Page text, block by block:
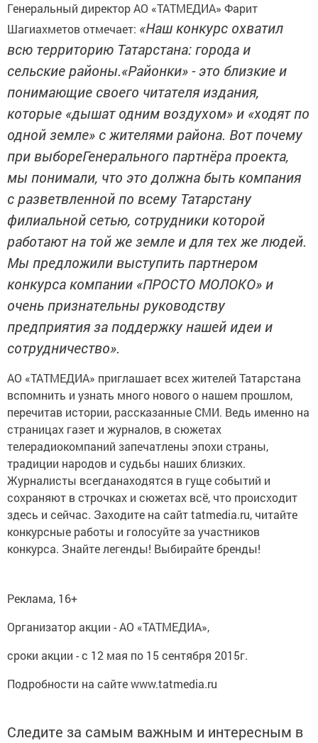
Генеральный директор АО «ТАТМЕДИА» Фарит
Шагиахметов отмечает: «Наш конкурс охватил
всю территорию Татарстана: города и
сельские районы.«Районки» - это близкие и
понимающие своего читателя издания,
которые «дышат одним воздухом» и «ходят по
одной земле» с жителями района. Вот почему
при выбореГенерального партнёра проекта,
мы понимали, что это должна быть компания
с разветвленной по всему Татарстану
филиальной сетью, сотрудники которой
работают на той же земле и для тех же людей.
Мы предложили выступить партнером
конкурса компании «ПРОСТО МОЛОКО» и
очень признательны руководству
предприятия за поддержку нашей идеи и
сотрудничество».
АО «ТАТМЕДИА» приглашает всех жителей Татарстана
вспомнить и узнать много нового о нашем прошлом,
перечитав истории, рассказанные СМИ. Ведь именно на
страницах газет и журналов, в сюжетах
телерадиокомпаний запечатлены эпохи страны,
традиции народов и судьбы наших близких.
Журналисты всегданаходятся в гуще событий и
сохраняют в строчках и сюжетах всё, что происходит
здесь и сейчас. Заходите на сайт tatmedia.ru, читайте
конкурсные работы и голосуйте за участников
конкурса. Знайте легенды! Выбирайте бренды!
Реклама, 16+
Организатор акции - АО «ТАТМЕДИА»,
сроки акции - с 12 мая по 15 сентября 2015г.
Подробности на сайте www.tatmedia.ru
Следите за самым важным и интересным в